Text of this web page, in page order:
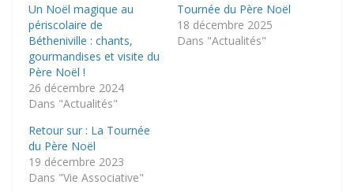
Un Noël magique au
périscolaire de
Bétheniville : chants,
gourmandises et visite du
Père Noël !
26 décembre 2024
Dans "Actualités"
Tournée du Père Noël
18 décembre 2025
Dans "Actualités"
Retour sur : La Tournée
du Père Noël
19 décembre 2023
Dans "Vie Associative"